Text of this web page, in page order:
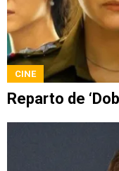
CINE
Reparto de